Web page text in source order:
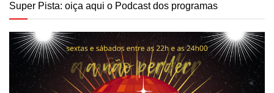
Super Pista: oiça aqui o Podcast dos programas